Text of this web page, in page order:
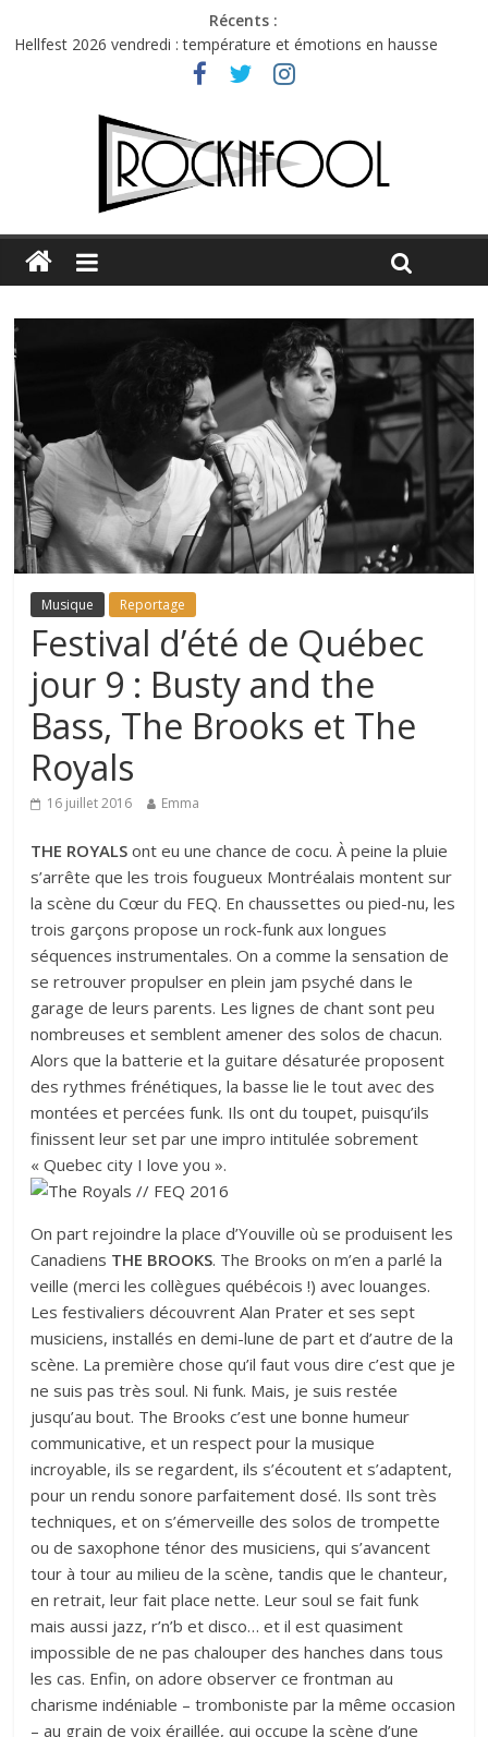
Récents :
Hellfest 2026 vendredi : température et émotions en hausse
Hellfest 2026 jeudi : impossible de choisir entre chaleur et bonne
Première édition du Midgard Festival : entre bière, métal et
Charlie Puth à l’Olympia : la leçon de pop du Professeur Puth
Jon Spencer & the HITmakers : coup de chaud au café Atlantik
Musique Reportage
Festival d’été de Québec
jour 9 : Busty and the
Bass, The Brooks et The
Royals
16 juillet 2016 Emma
THE ROYALS ont eu une chance de cocu. À peine la pluie
s’arrête que les trois fougueux Montréalais montent sur
la scène du Cœur du FEQ. En chaussettes ou pied-nu, les
trois garçons propose un rock-funk aux longues
séquences instrumentales. On a comme la sensation de
se retrouver propulser en plein jam psyché dans le
garage de leurs parents. Les lignes de chant sont peu
nombreuses et semblent amener des solos de chacun.
Alors que la batterie et la guitare désaturée proposent
des rythmes frénétiques, la basse lie le tout avec des
montées et percées funk. Ils ont du toupet, puisqu’ils
finissent leur set par une impro intitulée sobrement
« Quebec city I love you ».
On part rejoindre la place d’Youville où se produisent les
Canadiens THE BROOKS. The Brooks on m’en a parlé la
veille (merci les collègues québécois !) avec louanges.
Les festivaliers découvrent Alan Prater et ses sept
musiciens, installés en demi-lune de part et d’autre de la
scène. La première chose qu’il faut vous dire c’est que je
ne suis pas très soul. Ni funk. Mais, je suis restée
jusqu’au bout. The Brooks c’est une bonne humeur
communicative, et un respect pour la musique
incroyable, ils se regardent, ils s’écoutent et s’adaptent,
pour un rendu sonore parfaitement dosé. Ils sont très
techniques, et on s’émerveille des solos de trompette
ou de saxophone ténor des musiciens, qui s’avancent
tour à tour au milieu de la scène, tandis que le chanteur,
en retrait, leur fait place nette. Leur soul se fait funk
mais aussi jazz, r’n’b et disco… et il est quasiment
impossible de ne pas chalouper des hanches dans tous
les cas. Enfin, on adore observer ce frontman au
charisme indéniable – tromboniste par la même occasion
– au grain de voix éraillée, qui occupe la scène d’une